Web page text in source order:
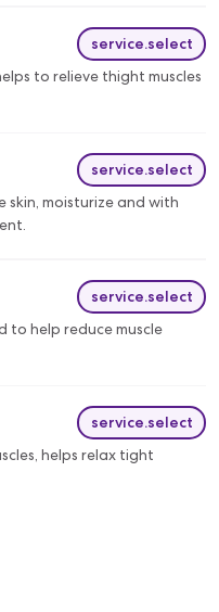
service.select
to relieve thight muscles
service.select
moisturize and with
service.select
to help reduce muscle
service.select
helps relax tight